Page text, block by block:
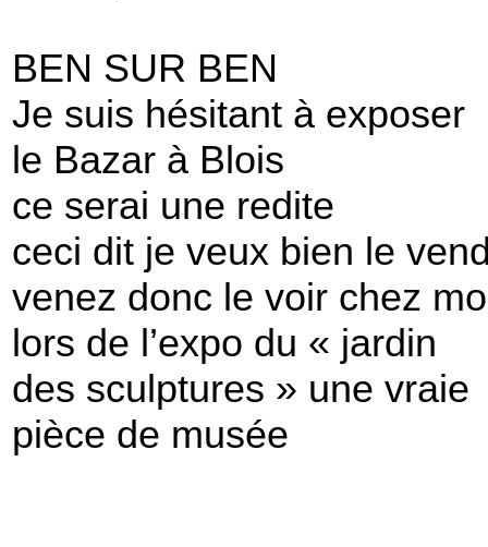
BEN SUR BEN
Je suis hésitant à exposer
le Bazar à Blois
ce serai une redite
ceci dit je veux bien le
venez donc le voir chez
lors de l’expo du « jardin
des sculptures » une vraie
pièce de musée